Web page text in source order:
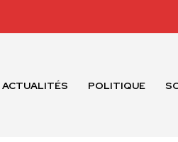
ACTUALITÉS POLITIQUE